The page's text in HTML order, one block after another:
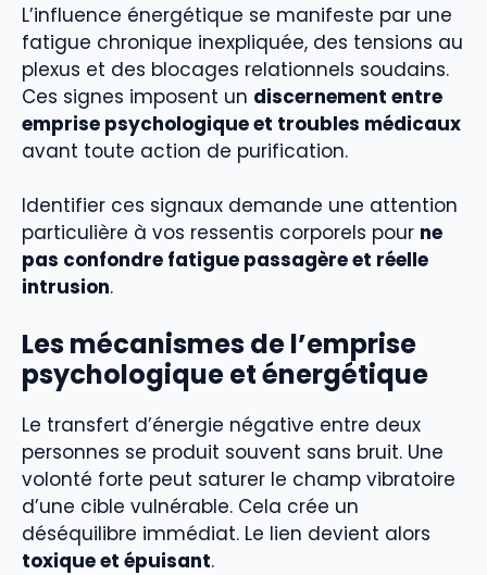
L’influence énergétique se manifeste par une
fatigue chronique inexpliquée, des tensions au
plexus et des blocages relationnels soudains.
Ces signes imposent un discernement entre
emprise psychologique et troubles médicaux
avant toute action de purification.
Identifier ces signaux demande une attention
particulière à vos ressentis corporels pour ne
pas confondre fatigue passagère et réelle
intrusion.
Les mécanismes de l’emprise
psychologique et énergétique
Le transfert d’énergie négative entre deux
personnes se produit souvent sans bruit. Une
volonté forte peut saturer le champ vibratoire
d’une cible vulnérable. Cela crée un
déséquilibre immédiat. Le lien devient alors
toxique et épuisant.